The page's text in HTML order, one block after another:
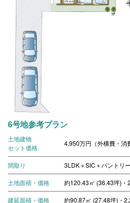
6号地参考プラン
土地建物
セット価格
4,950万円（外構費・消
間取り 3LDK＋SIC＋パントリー
土地面積・価格 約120.43㎡ (36.43坪)・
建延面積・価格 約90.87㎡ (27.48坪)・